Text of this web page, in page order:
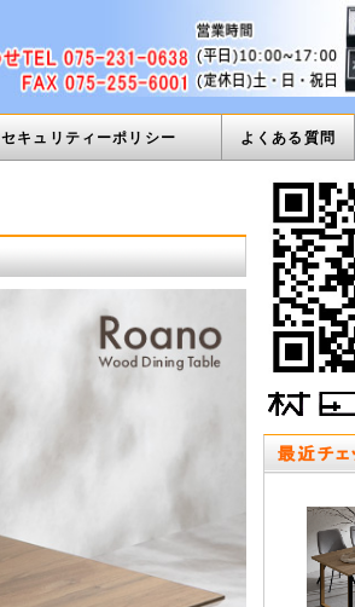
セキュリティーポリシー よくある質問